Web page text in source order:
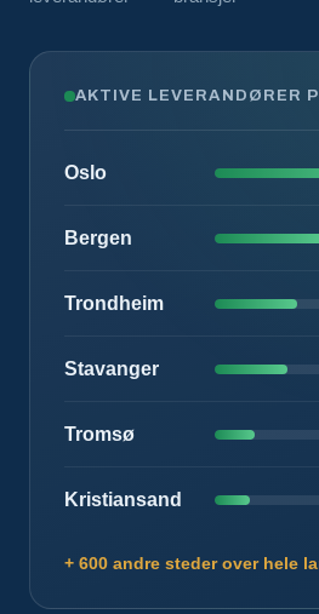
AKTIVE LEVERANDØRER
Oslo
Bergen
Trondheim
Stavanger
Tromsø
Kristiansand
+ 600 andre steder over hele